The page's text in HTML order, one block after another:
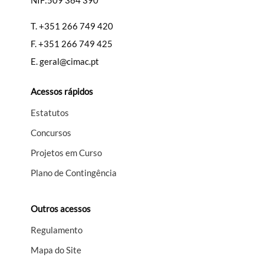
T.+351 266 749 420
F.+351 266 749 425
E.geral@cimac.pt
Acessos rápidos
Estatutos
Concursos
Projetos em Curso
Plano de Contingência
Outros acessos
Regulamento
Mapa do Site